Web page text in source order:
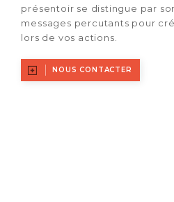
présentoir se distingue par
messages percutants pour
lors de vos actions.
NOUS CONTACTER